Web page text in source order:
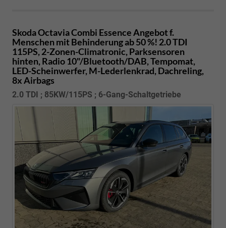
Skoda Octavia Combi Essence Angebot f.
Menschen mit Behinderung ab 50 %! 2.0 TDI
115PS, 2-Zonen-Climatronic, Parksensoren
hinten, Radio 10"/Bluetooth/DAB, Tempomat,
LED-Scheinwerfer, M-Lederlenkrad, Dachreling,
8x Airbags
2.0 TDI ; 85KW/115PS ; 6-Gang-Schaltgetriebe